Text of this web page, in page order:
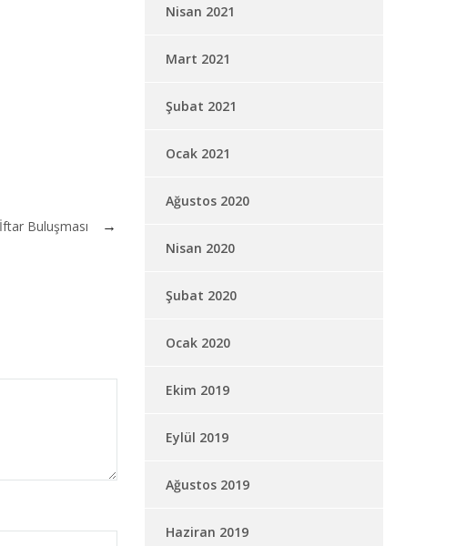
Buluşması
Nisan 2021
Mart 2021
Şubat 2021
Ocak 2021
Ağustos 2020
Nisan 2020
Şubat 2020
Ocak 2020
Ekim 2019
Eylül 2019
Ağustos 2019
Haziran 2019